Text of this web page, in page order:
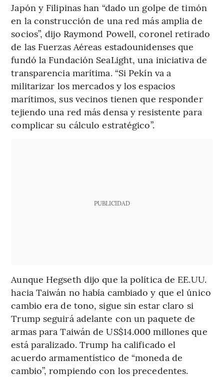
Japón y Filipinas han “dado un golpe de timón
en la construcción de una red más amplia de
socios”, dijo Raymond Powell, coronel retirado
de las Fuerzas Aéreas estadounidenses que
fundó la Fundación SeaLight, una iniciativa de
transparencia marítima. “Si Pekín va a
militarizar los mercados y los espacios
marítimos, sus vecinos tienen que responder
tejiendo una red más densa y resistente para
complicar su cálculo estratégico”.
PUBLICIDAD
Aunque Hegseth dijo que la política de EE.UU.
hacia Taiwán no había cambiado y que el único
cambio era de tono, sigue sin estar claro si
Trump seguirá adelante con un paquete de
armas para Taiwán de US$14.000 millones que
está paralizado. Trump ha calificado el
acuerdo armamentístico de “moneda de
cambio”, rompiendo con los precedentes.